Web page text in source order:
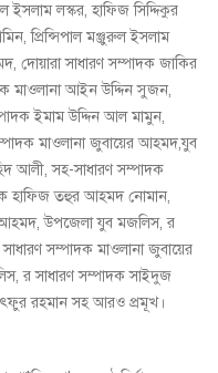
লস্কর, হাফিজ সিদ্দিকুর
প্রিন্সিপাল মঞ্জুরুল ইসলাম
দোয়ারা সাধারণ সম্পাদক জাকির
মাওলানা আইন উদ্দিন সুজন,
ইমাম উদ্দিন আল মামুন,
মাওলানা জুবায়ের আহমদ,যুব
আলী, সহ-সাধারণ সম্পাদক
হাফিজ তহুর আহমদ নোমান,
আহমদ, উপজেলা যুব মজলিস, র
সম্পাদক মাওলানা জুবায়ের
র সাধারণ সম্পাদক সাইদুজ
রহমান সহ আরও প্রমূখ।